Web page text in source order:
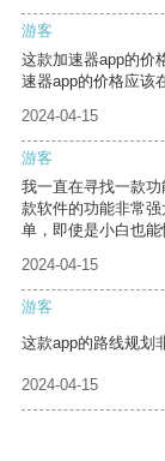
游客
这款加速器app的价
速器app的价格应该
2024-04-15
游客
我一直在寻找一款
款软件的功能非常
单，即使是小白也能
2024-04-15
游客
这款app的路线规划
2024-04-15